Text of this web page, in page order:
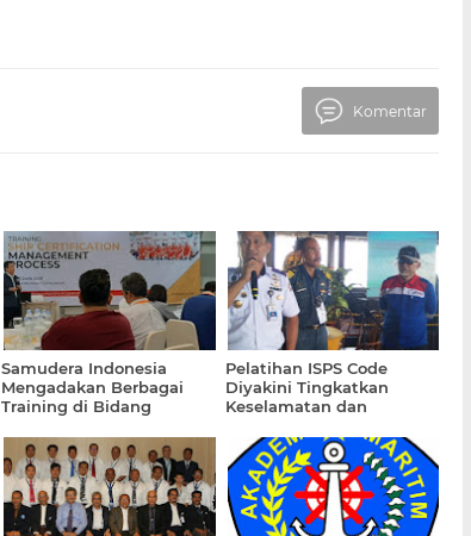
Komentar
Samudera Indonesia
Mengadakan Berbagai
Training di Bidang
Pelatihan ISPS Code
Diyakini Tingkatkan
Keselamatan dan